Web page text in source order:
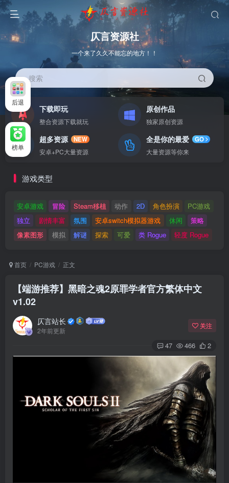
仄言资源社
一个来了久久不能忘的地方！！
搜索
下载即玩
整合资源下载就玩
原创作品
独家原创资源
超多资源
NEW
安卓+PC大量资源
全是你的最爱
GO
大量资源等你来
游戏类型
安卓游戏 冒险 Steam移植 动作 2D 角色扮演
PC游戏
独立
剧情丰富 氛围 安卓switch模拟器游戏 休闲
策略
像素图形
模拟 解谜 探索 可爱 类 Rogue 轻度 Rogue
首页 PC游戏 正文
【端游推荐】黑暗之魂2原罪学者官方繁体中文
v1.02
仄言站长
2年前更新
关注
47 466 2
后退
榜单